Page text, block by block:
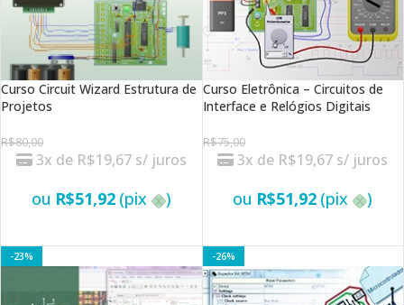
Curso Circuit Wizard Estrutura de
Projetos
R$80,00
3x de R$19,67 s/ juros
ou R$51,92 (pix )
Curso Eletrônica – Circuitos de
Interface e Relógios Digitais
R$75,00
3x de R$19,67 s/ juros
ou R$51,92 (pix )
-23% -26%